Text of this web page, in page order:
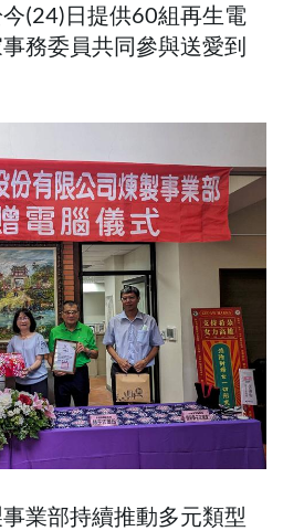
(24)日提供60組再生電
務委員共同參與送愛到
業部持續推動多元類型